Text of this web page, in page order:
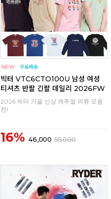
빅터 VTC6CTO100U 남성 여성
티셔츠 반팔 긴팔 데일리 2026FW
2026 빅터 가을 신상 캐주얼 의류 모음
전!
16% 46,000 55,000